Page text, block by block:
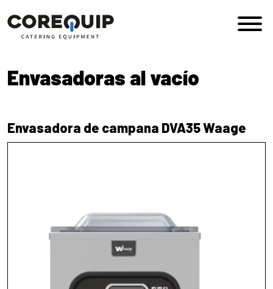
Navegación principal
Envasadoras al vacío
Envasadora de campana DVA35 Waage